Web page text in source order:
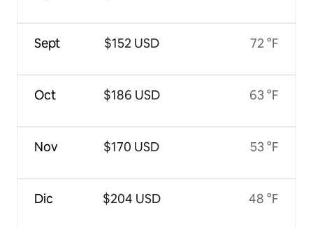
Sept
Oct
Nov
Dic
$152 USD
$186 USD
$170 USD
$204 USD
72 °F
63 °F
53 °F
48 °F